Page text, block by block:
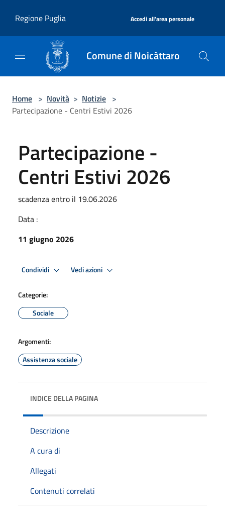
Regione Puglia
Accedi all'area personale
Comune di Noicàttaro
Home > Novità > Notizie >
Partecipazione - Centri Estivi 2026
Partecipazione -
Centri Estivi 2026
scadenza entro il 19.06.2026
Data :
11 giugno 2026
Condividi Vedi azioni
Categorie:
Sociale
Argomenti:
Assistenza sociale
INDICE DELLA PAGINA
Descrizione
A cura di
Allegati
Contenuti correlati